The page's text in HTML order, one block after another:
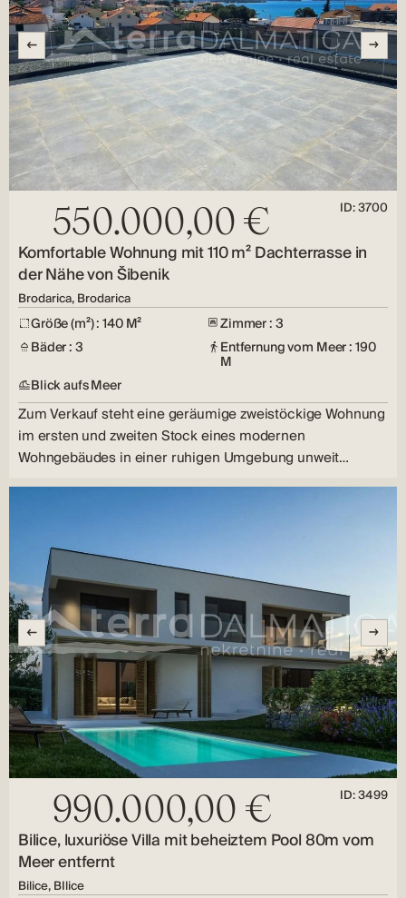
550.000,00 € ID: 3700
Komfortable Wohnung mit 110 m² Dachterrasse in
der Nähe von Šibenik
Brodarica, Brodarica
Größe (m²) : 140 M²
Zimmer : 3
Bäder : 3
Entfernung vom Meer : 190
M
Blick aufs Meer
Zum Verkauf steht eine geräumige zweistöckige Wohnung
im ersten und zweiten Stock eines modernen
Wohngebäudes in einer ruhigen Umgebung unweit…
990.000,00 € ID: 3499
Bilice, luxuriöse Villa mit beheiztem Pool 80m vom
Meer entfernt
Bilice, BIlice